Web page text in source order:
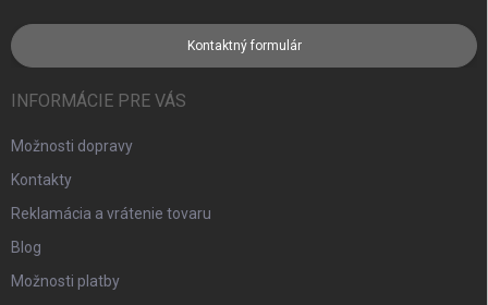
Kontaktný formulár
INFORMÁCIE PRE VÁS
Možnosti dopravy
Kontakty
Reklamácia a vrátenie tovaru
Blog
Možnosti platby